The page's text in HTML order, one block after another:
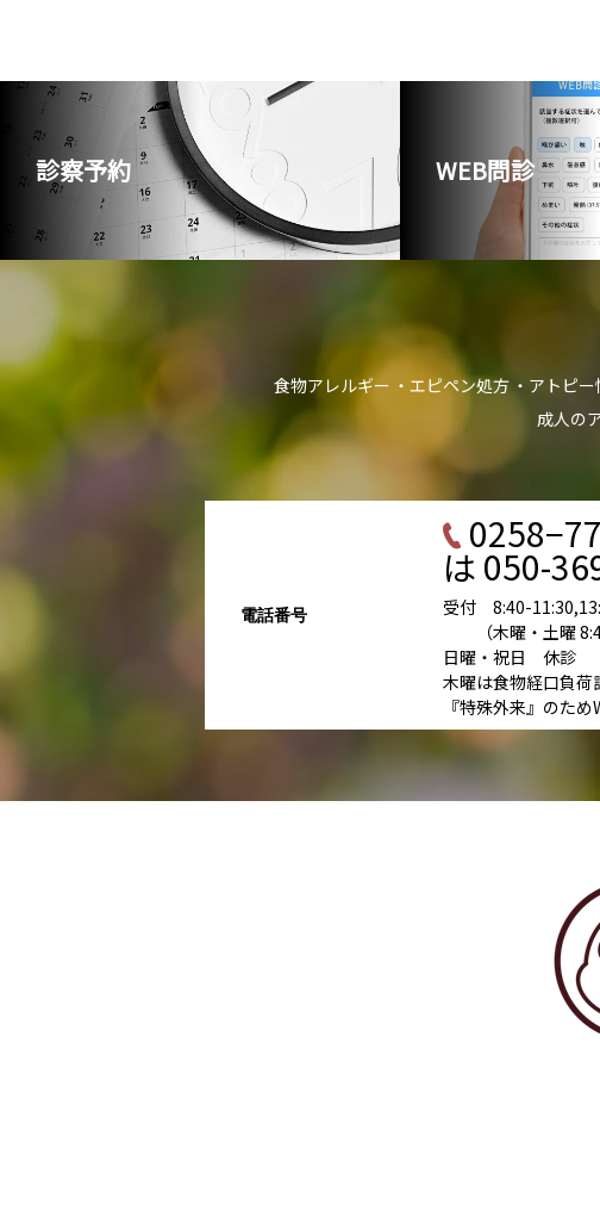
診察予約 WEB問診
食物アレルギー エピペン処方 アトピ
成人の
電話番号
は 050-
受付 8:40-
（木曜・土曜
日曜・祝日 休診
木曜は食物経口負荷
『特殊外来』のた